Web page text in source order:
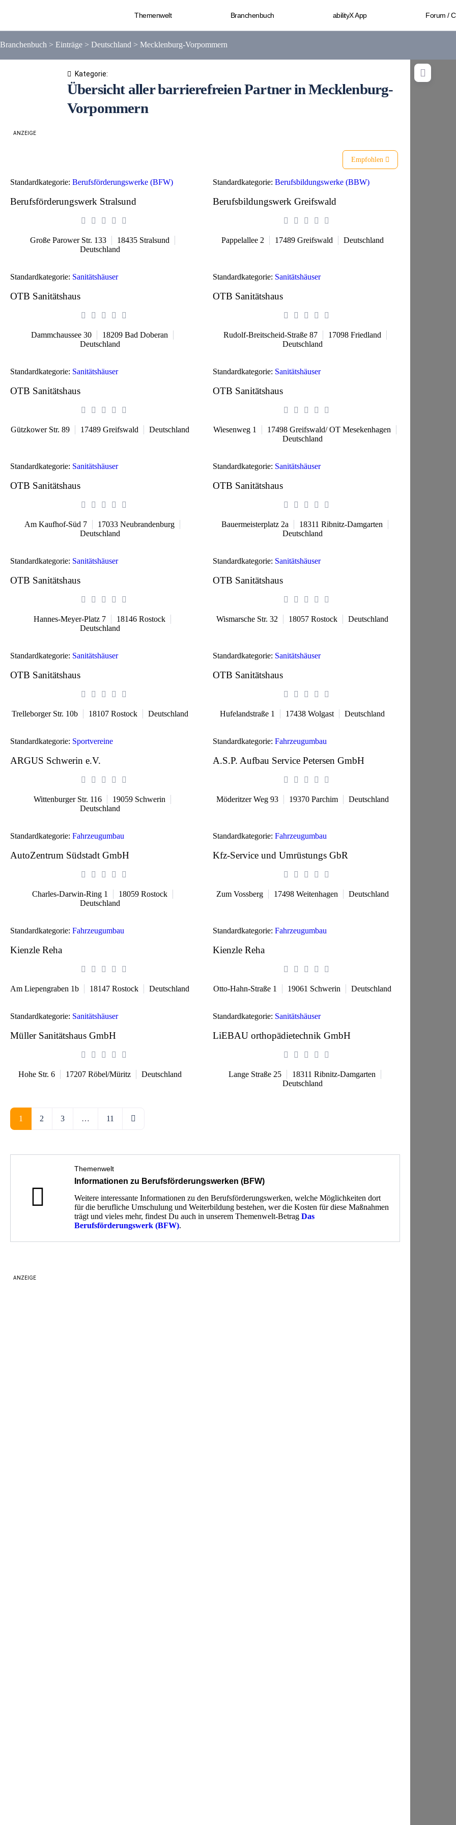
Themenwelt Branchenbuch abilityX App Forum /
Branchenbuch > Einträge > Deutschland > Mecklenburg-Vorpommern
Kategorie:
Übersicht aller barrierefreien Partner in Mecklenburg-
Vorpommern
ANZEIGE
Empfohlen
Standardkategorie: Berufsförderungswerke (BFW)
Berufsförderungswerk Stralsund
Große Parower Str. 133 18435 Stralsund
Deutschland
Standardkategorie:Berufsbildungswerke (BBW)
Berufsbildungswerk Greifswald
Pappelallee 2 17489 Greifswald Deutschland
Standardkategorie: Sanitätshäuser
OTB Sanitätshaus
Dammchaussee 30 18209 Bad Doberan
Deutschland
Standardkategorie: Sanitätshäuser
OTB Sanitätshaus
Rudolf-Breitscheid-Straße 87 17098 Friedland
Deutschland
Standardkategorie: Sanitätshäuser
OTB Sanitätshaus
Gützkower Str. 89 17489 Greifswald Deutschland
Standardkategorie: Sanitätshäuser
OTB Sanitätshaus
Wiesenweg 1 17498 Greifswald/ OT Mesekenhagen
Deutschland
Standardkategorie: Sanitätshäuser
OTB Sanitätshaus
Am Kaufhof-Süd 7 17033 Neubrandenburg
Deutschland
Standardkategorie: Sanitätshäuser
OTB Sanitätshaus
Bauermeisterplatz 2a 18311 Ribnitz-Damgarten
Deutschland
Standardkategorie: Sanitätshäuser
OTB Sanitätshaus
Hannes-Meyer-Platz 7 18146 Rostock
Deutschland
Standardkategorie: Sanitätshäuser
OTB Sanitätshaus
Wismarsche Str. 32 18057 Rostock Deutschland
Standardkategorie: Sanitätshäuser
OTB Sanitätshaus
Trelleborger Str. 10b 18107 Rostock Deutschland
Standardkategorie: Sanitätshäuser
OTB Sanitätshaus
Hufelandstraße 1 17438 Wolgast Deutschland
Standardkategorie: Sportvereine
ARGUS Schwerin e.V.
Wittenburger Str. 116 19059 Schwerin
Deutschland
Standardkategorie:Fahrzeugumbau
A.S.P. Aufbau Service Petersen GmbH
Möderitzer Weg 93 19370 Parchim Deutschland
Standardkategorie: Fahrzeugumbau
AutoZentrum Südstadt GmbH
Charles-Darwin-Ring 1 18059 Rostock
Deutschland
Standardkategorie:Fahrzeugumbau
Kfz-Service und Umrüstungs GbR
Zum Vossberg 17498 Weitenhagen Deutschland
Standardkategorie: Fahrzeugumbau
Kienzle Reha
Am Liepengraben 1b 18147 Rostock Deutschland
Standardkategorie:Fahrzeugumbau
Kienzle Reha
Otto-Hahn-Straße 1 19061 Schwerin Deutschland
Standardkategorie: Sanitätshäuser
Müller Sanitätshaus GmbH
Hohe Str. 6 17207 Röbel/Müritz Deutschland
Standardkategorie: Sanitätshäuser
LiEBAU orthopädietechnik GmbH
Lange Straße 25 18311 Ribnitz-Damgarten
Deutschland
1 2 3 … 11 Ältere Beiträge
Themenwelt
Informationen zu Berufsförderungswerken (BFW)
Weitere interessante Informationen zu den Berufsförderungswerken, welche Möglichkeiten dort
für die berufliche Umschulung und Weiterbildung bestehen, wer die Kosten für diese Maßnahmen
trägt und vieles mehr, findest Du auch in unserem Themenwelt-BetragDas
Berufsförderungswerk (BFW).
ANZEIGE